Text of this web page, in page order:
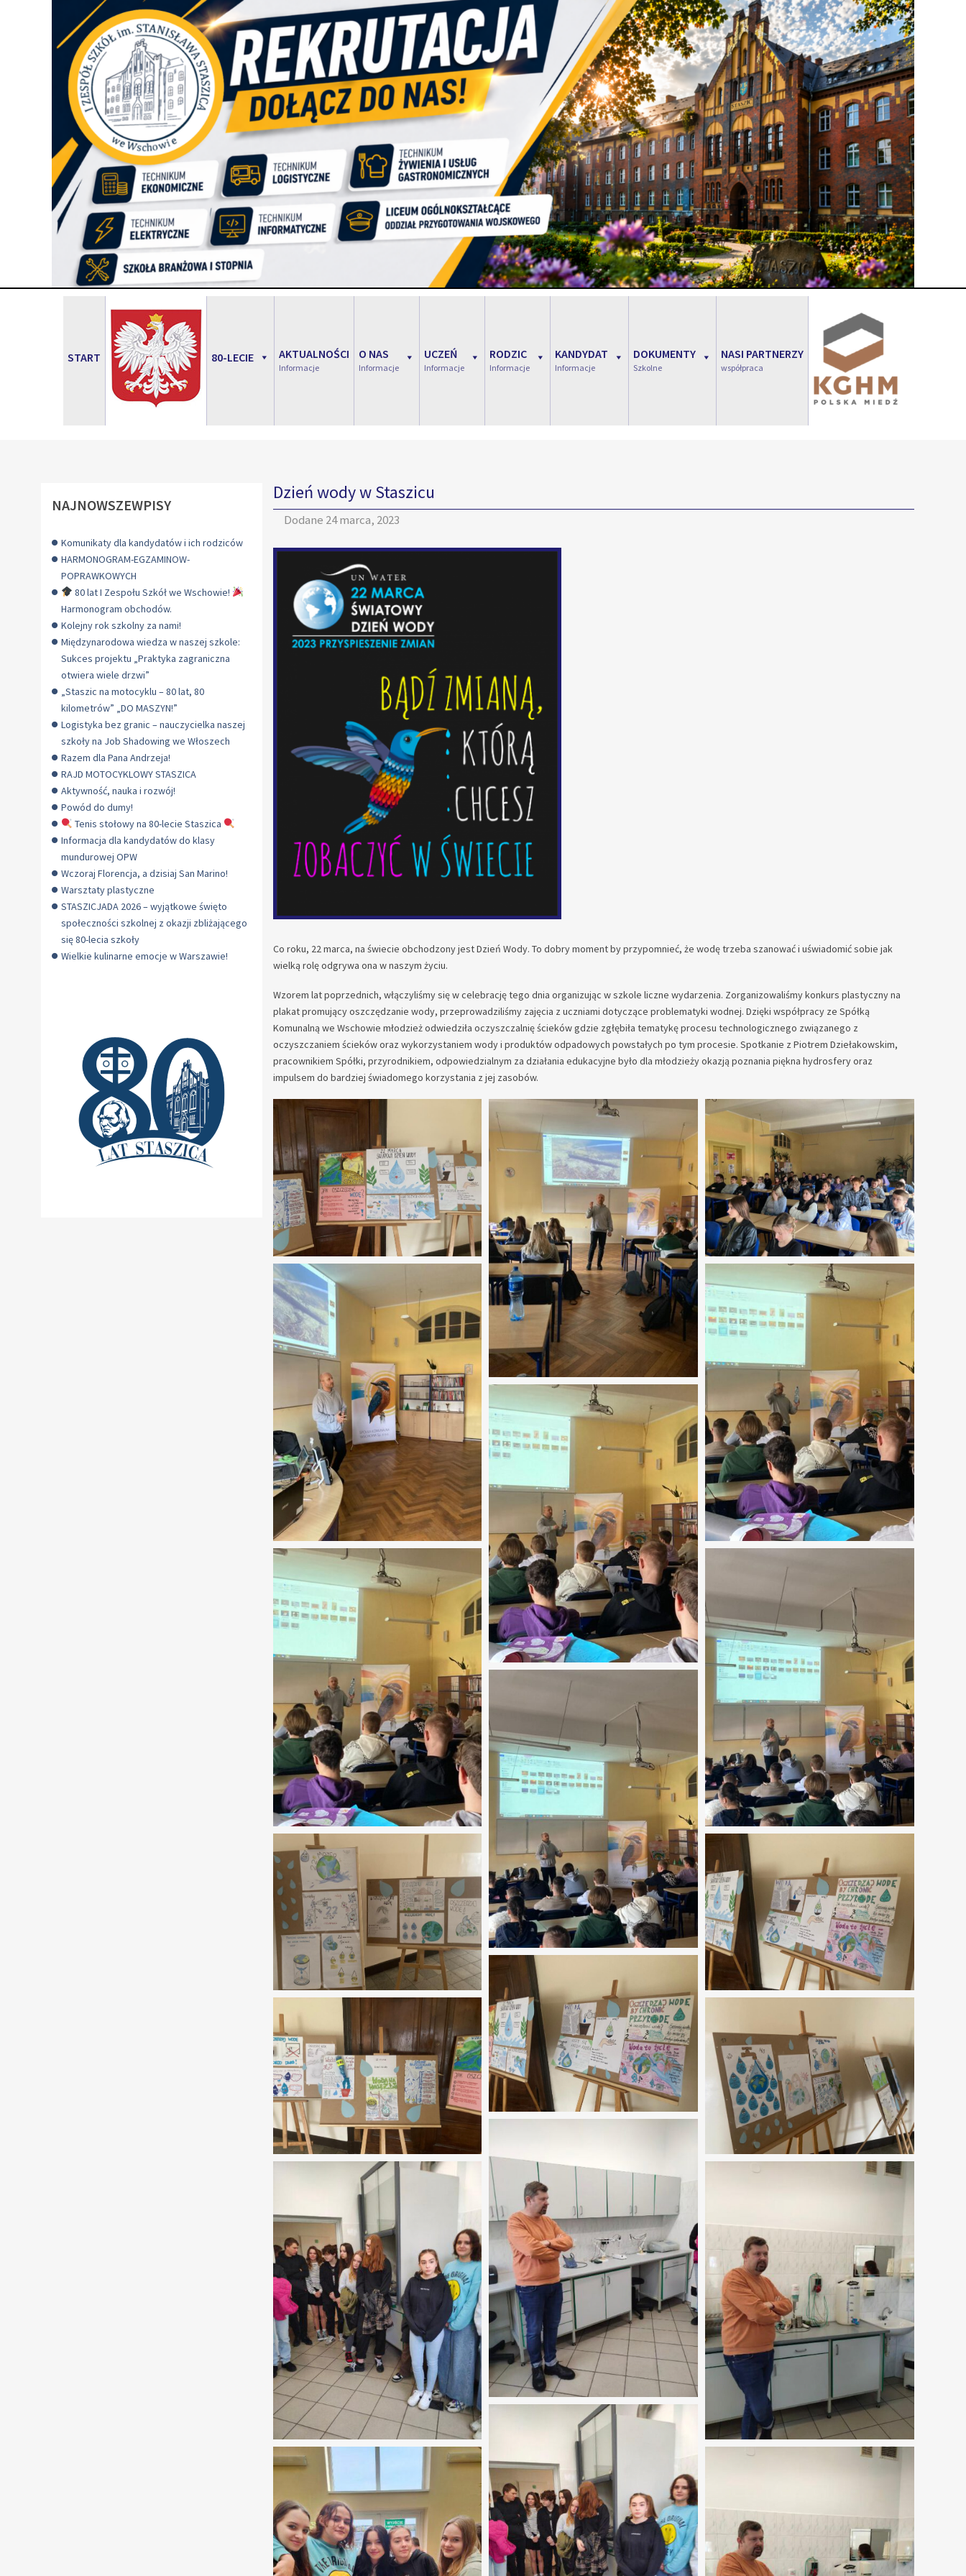
START 80-LECIE AKTUALNOŚCI
Informacje
O NAS
Informacje
UCZEŃ
Informacje
RODZIC
Informacje
KANDYDAT
Informacje
DOKUMENTY
Szkolne
NASI PARTNERZY
współpraca
Dzień wody w Staszicu
Dodane 24 marca, 2023
Co roku, 22 marca, na świecie obchodzony jest Dzień Wody. To dobry moment by przypomnieć, że wodę trzeba szanować i uświadomić sobie jak
wielką rolę odgrywa ona w naszym życiu.
Wzorem lat poprzednich, włączyliśmy się w celebrację tego dnia organizując w szkole liczne wydarzenia. Zorganizowaliśmy konkurs plastyczny na
plakat promujący oszczędzanie wody, przeprowadziliśmy zajęcia z uczniami dotyczące problematyki wodnej. Dzięki współpracy ze Spółką
Komunalną we Wschowie młodzież odwiedziła oczyszczalnię ścieków gdzie zgłębiła tematykę procesu technologicznego związanego z
oczyszczaniem ścieków oraz wykorzystaniem wody i produktów odpadowych powstałych po tym procesie. Spotkanie z Piotrem Dziełakowskim,
pracownikiem Spółki, przyrodnikiem, odpowiedzialnym za działania edukacyjne było dla młodzieży okazją poznania piękna hydrosfery oraz
impulsem do bardziej świadomego korzystania z jej zasobów.
NAJNOWSZEWPISY
Komunikaty dla kandydatów i ich rodziców
HARMONOGRAM-EGZAMINOW-
POPRAWKOWYCH
80 lat I Zespołu Szkół we Wschowie!
Harmonogram obchodów.
Kolejny rok szkolny za nami!
Międzynarodowa wiedza w naszej szkole:
Sukces projektu „Praktyka zagraniczna
otwiera wiele drzwi”
„Staszic na motocyklu – 80 lat, 80
kilometrów” „DO MASZYN!”
Logistyka bez granic – nauczycielka naszej
szkoły na Job Shadowing we Włoszech
Razem dla Pana Andrzeja!
RAJD MOTOCYKLOWY STASZICA
Aktywność, nauka i rozwój!
Powód do dumy!
Tenis stołowy na 80-lecie Staszica
Informacja dla kandydatów do klasy
mundurowej OPW
Wczoraj Florencja, a dzisiaj San Marino!
Warsztaty plastyczne
STASZICJADA 2026 – wyjątkowe święto
społeczności szkolnej z okazji zbliżającego
się 80-lecia szkoły
Wielkie kulinarne emocje w Warszawie!